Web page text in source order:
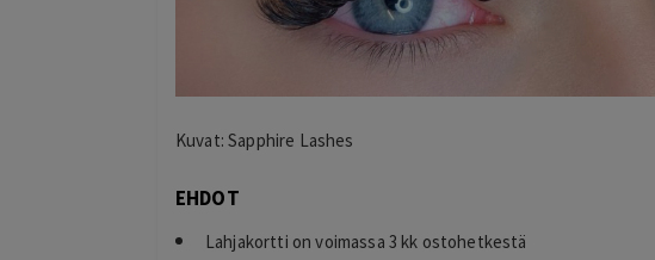
Kuvat: Sapphire Lashes
EHDOT
Lahjakortti on voimassa 3 kk ostohetkestä